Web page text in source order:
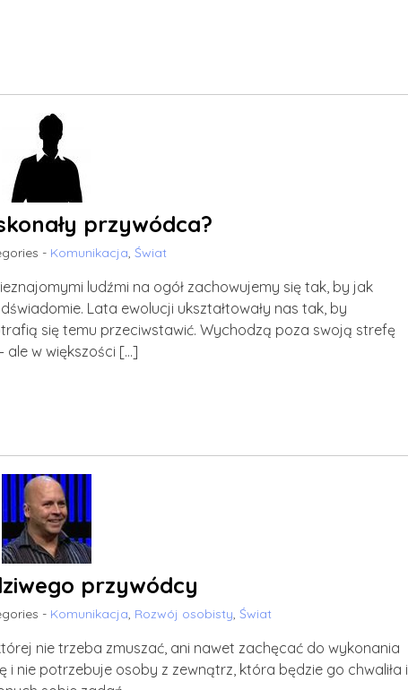
przywódca?
- Komunikacja, Świat
ludźmi na ogół zachowujemy się tak, by jak
Lata ewolucji ukształtowały nas tak, by
się temu przeciwstawić. Wychodzą poza swoją strefę
ale w większości […]
przywódcy
- Komunikacja, Rozwój osobisty, Świat
nie trzeba zmuszać, ani nawet zachęcać do wykonania
nie potrzebuje osoby z zewnątrz, która będzie go chwaliła i